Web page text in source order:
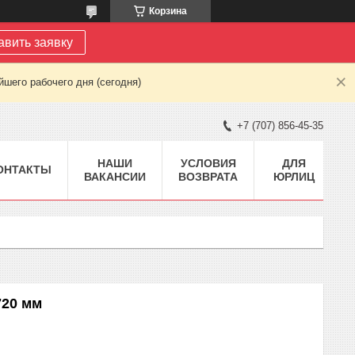
Корзина
заявку
рабочего дня (сегодня)
+7 (707) 856-45-35
НАШИ
ВАКАНСИИ
УСЛОВИЯ
ВОЗВРАТА
ДЛЯ
ЮРЛИЦ
мм